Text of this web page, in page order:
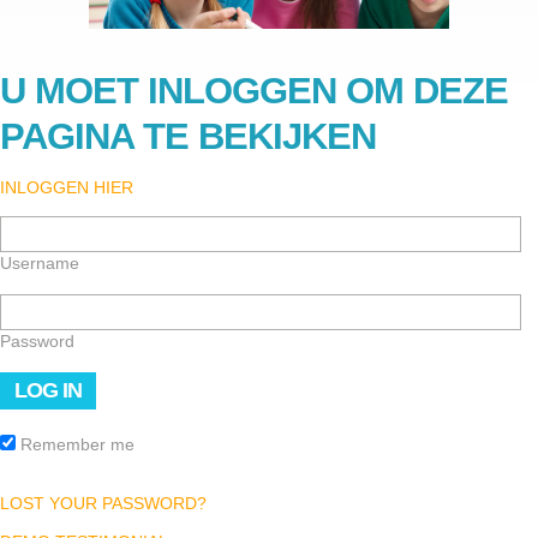
U MOET INLOGGEN OM DEZE
PAGINA TE BEKIJKEN
INLOGGEN HIER
Username
Password
Remember me
LOST YOUR PASSWORD?